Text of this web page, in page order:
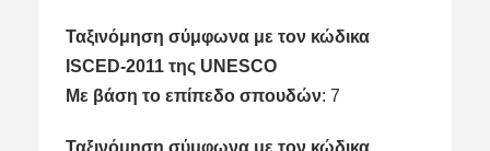
Ταξινόμηση σύμφωνα με τον κώδικα
ISCED-2011 της UNESCO
Με βάση το επίπεδο σπουδών: 7